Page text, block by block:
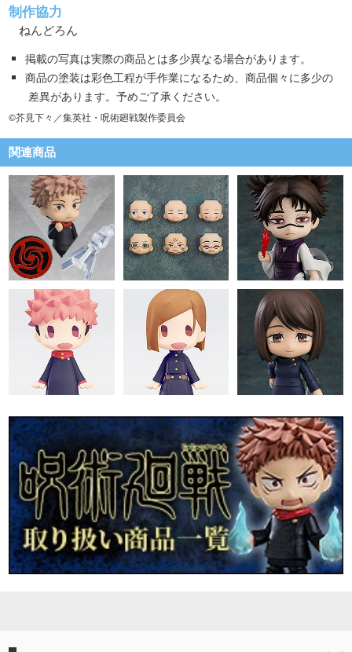
制作協力
ねんどろん
掲載の写真は実際の商品とは多少異なる場合があります。
商品の塗装は彩色工程が手作業になるため、商品個々に多少の
差異があります。予めご了承ください。
©芥見下々／集英社・呪術廻戦製作委員会
関連商品